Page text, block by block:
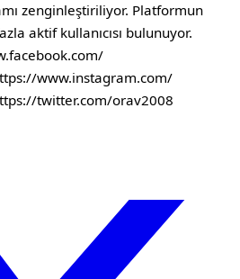
zenginleştiriliyor. Platformun
aktif kullanıcısı bulunuyor.
www.instagram.com/
twitter.com/orav2008